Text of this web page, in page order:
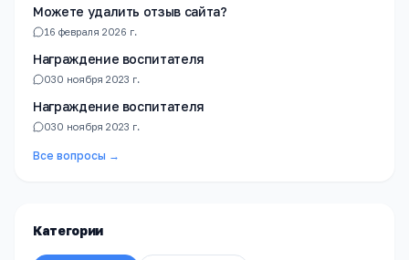
Можете удалить отзыв сайта?
1 6 февраля 2026 г.
Награждение воспитателя
030 ноября 2023 г.
Награждение воспитателя
030 ноября 2023 г.
Все вопросы →
Категории